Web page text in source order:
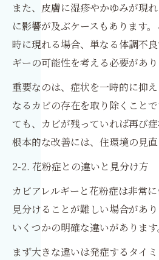
また、皮膚に湿疹やかゆみが現
に影響が及ぶケースもあります
時に現れる場合、単なる体調不
ギーの可能性を考える必要があり
重要なのは、症状を一時的に抑
なるカビの存在を取り除くこと
ても、カビが残っていれば再び症
根本的な改善には、住環境の見直
2-2. 花粉症との違いと見分け方
カビアレルギーと花粉症は非常に
見分けることが難しい場合があ
いくつかの明確な違いがあります
まず大きな違いは発症するタイ